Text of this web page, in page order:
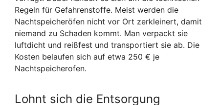
Regeln für Gefahrenstoffe. Meist werden die
Nachtspeicheröfen nicht vor Ort zerkleinert, damit
niemand zu Schaden kommt. Man verpackt sie
luftdicht und reißfest und transportiert sie ab. Die
Kosten belaufen sich auf etwa 250 € je
Nachtspeicherofen.
Lohnt sich die Entsorgung